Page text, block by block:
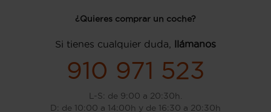
¿Quieres comprar un coche?
Si tienes cualquier duda, llámanos
910 971 523
L-S: de 9:00 a 20:30h.
D: de 10:00 a 14:00h y de 16:30 a 20:30h